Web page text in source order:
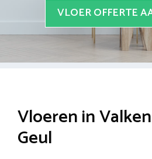
VLOER OFFERTE
Vloeren in
Geul